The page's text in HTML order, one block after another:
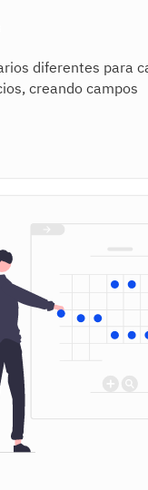
diferentes para
creando campos